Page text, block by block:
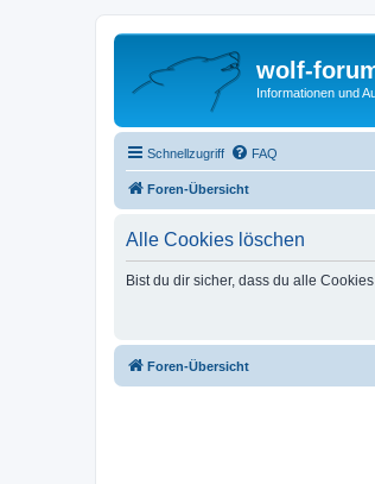
wolf-
Informationen und
Schnellzugriff FAQ
Foren-Übersicht
Alle Cookies löschen
Bist du dir sicher, dass du alle
Foren-Übersicht